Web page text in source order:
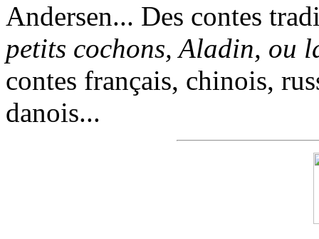
Andersen... Des contes
petits cochons, Aladin, ou
contes français, chinois,
danois...